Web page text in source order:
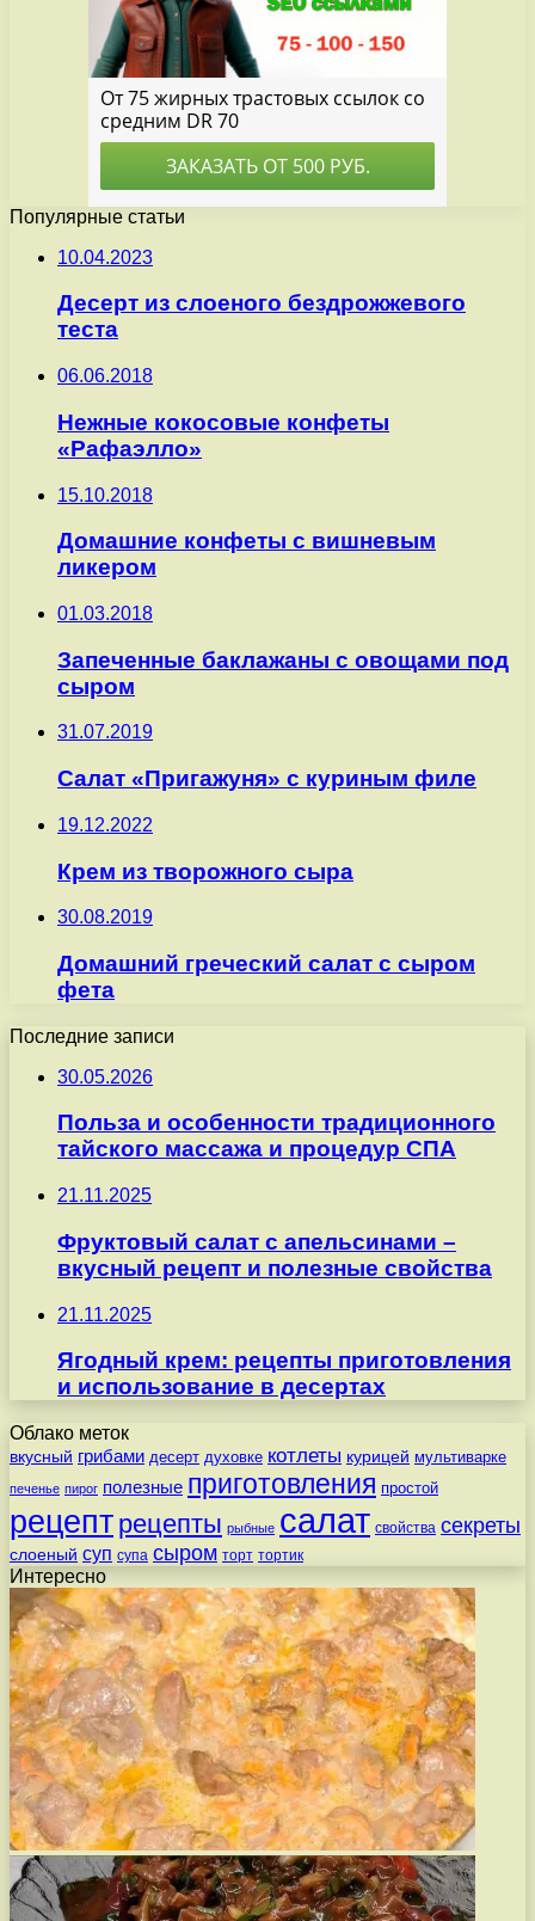
Популярные статьи
10.04.2023
Десерт из слоеного бездрожжевого
теста
06.06.2018
Нежные кокосовые конфеты
«Рафаэлло»
15.10.2018
Домашние конфеты с вишневым
ликером
01.03.2018
Запеченные баклажаны с овощами под
сыром
31.07.2019
Салат «Пригажуня» с куриным филе
19.12.2022
Крем из творожного сыра
30.08.2019
Домашний греческий салат с сыром
фета
Последние записи
30.05.2026
Польза и особенности традиционного
тайского массажа и процедур СПА
21.11.2025
Фруктовый салат с апельсинами –
вкусный рецепт и полезные свойства
21.11.2025
Ягодный крем: рецепты приготовления
и использование в десертах
Облако меток
вкусный грибами десерт духовке котлеты курицей мультиварке
печенье пирог полезные приготовления простой
рецепт рецепты рыбные салат свойства секреты
слоеный суп супа сыром торт тортик
Интересно